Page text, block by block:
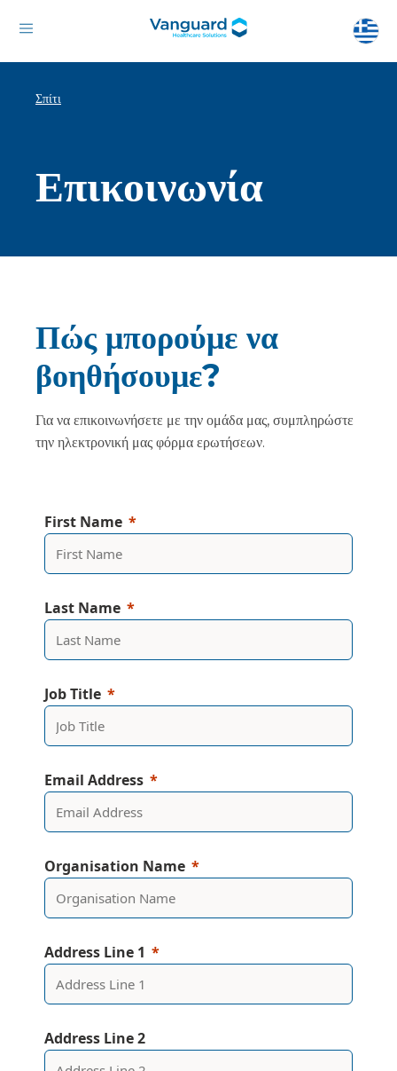
Σπίτι
Επικοινωνία
Πώς μπορούμε να
βοηθήσουμε?
Για να επικοινωνήσετε με την ομάδα μας, συμπληρώστε
την ηλεκτρονική μας φόρμα ερωτήσεων.
First Name
Last Name
Job Title
Email Address
Organisation Name
Address Line 1
Address Line 2